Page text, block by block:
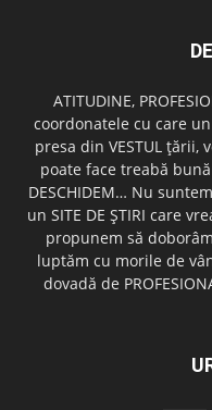
ATITUDINE,
coordonatele cu care
presa din VESTUL ţării,
poate face treabă bună
DESCHIDEM… Nu
un SITE DE ŞTIRI care
propunem să
luptăm cu morile de
dovadă de